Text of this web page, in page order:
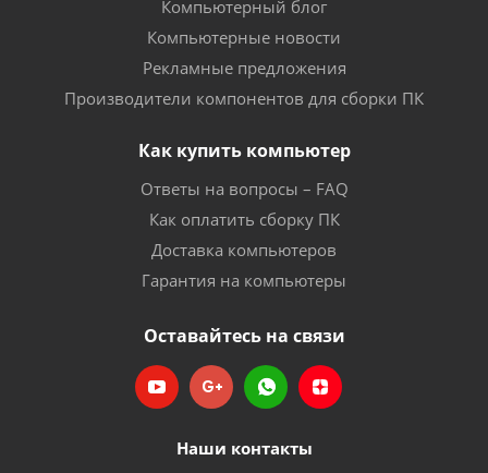
Компьютерный блог
Компьютерные новости
Рекламные предложения
Производители компонентов для сборки ПК
Как купить компьютер
Ответы на вопросы – FAQ
Как оплатить сборку ПК
Доставка компьютеров
Гарантия на компьютеры
Оставайтесь на связи
Наши контакты